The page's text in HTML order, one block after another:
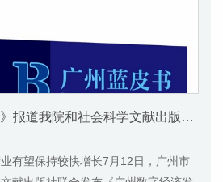
7月12日《花城新闻》报道我院和社会科学文献出版社联合发布的《广州蓝皮书：广州数字经济发展报告（2022）》的媒体文章
有望保持较快增长7月12日，广州市